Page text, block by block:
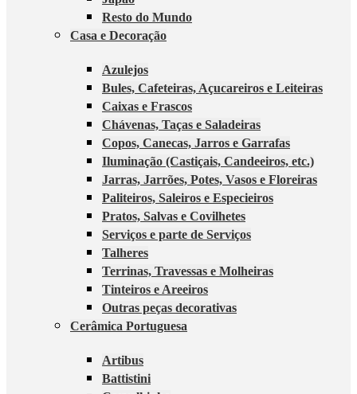
Resto do Mundo
Casa e Decoração
Azulejos
Bules, Cafeteiras, Açucareiros e Leiteiras
Caixas e Frascos
Chávenas, Taças e Saladeiras
Copos, Canecas, Jarros e Garrafas
Iluminação (Castiçais, Candeeiros, etc.)
Jarras, Jarrões, Potes, Vasos e Floreiras
Paliteiros, Saleiros e Especieiros
Pratos, Salvas e Covilhetes
Serviços e parte de Serviços
Talheres
Terrinas, Travessas e Molheiras
Tinteiros e Areeiros
Outras peças decorativas
Cerâmica Portuguesa
Artibus
Battistini